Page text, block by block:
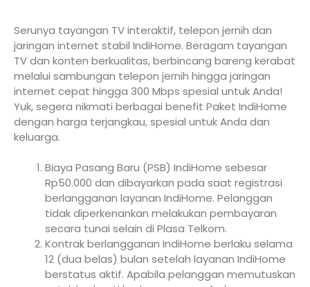
Serunya tayangan TV interaktif, telepon jernih dan
jaringan internet stabil IndiHome. Beragam tayangan
TV dan konten berkualitas, berbincang bareng kerabat
melalui sambungan telepon jernih hingga jaringan
internet cepat hingga 300 Mbps spesial untuk Anda!
Yuk, segera nikmati berbagai benefit Paket IndiHome
dengan harga terjangkau, spesial untuk Anda dan
keluarga.
Biaya Pasang Baru (PSB) IndiHome sebesar
Rp50.000 dan dibayarkan pada saat registrasi
berlangganan layanan IndiHome. Pelanggan
tidak diperkenankan melakukan pembayaran
secara tunai selain di Plasa Telkom.
Kontrak berlangganan IndiHome berlaku selama
12 (dua belas) bulan setelah layanan IndiHome
berstatus aktif. Apabila pelanggan memutuskan